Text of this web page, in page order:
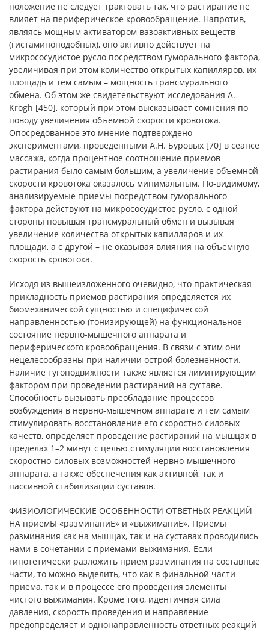
положение не следует трактовать так, что растирание не
влияет на периферическое кровообращение. Напротив,
являясь мощным активатором вазоактивных веществ
(гистаминоподобных), оно активно действует на
микрососудистое русло посредством гуморального фактора,
увеличивая при этом количество открытых капилляров, их
площадь и тем самым – мощность трансмурального
обмена. Об этом же свидетельствуют исследования A.
Krogh [450], который при этом высказывает сомнения по
поводу увеличения объемной скорости кровотока.
Опосредованное это мнение подтверждено
экспериментами, проведенными А.Н. Буровых [70] в сеансе
массажа, когда процентное соотношение приемов
растирания было самым большим, а увеличение объемной
скорости кровотока оказалось минимальным. По-видимому,
анализируемые приемы посредством гуморального
фактора действуют на микрососудистое русло, с одной
стороны повышая трансмуральный обмен и вызывая
увеличение количества открытых капилляров и их
площади, а с другой – не оказывая влияния на объемную
скорость кровотока.
Исходя из вышеизложенного очевидно, что практическая
прикладность приемов растирания определяется их
биомеханической сущностью и специфической
направленностью (тонизирующей) на функциональное
состояние нервно-мышечного аппарата и
периферического кровообращения. В связи с этим они
нецелесообразны при наличии острой болезненности.
Наличие тугоподвижности также является лимитирующим
фактором при проведении растираний на суставе.
Способность вызывать преобладание процессов
возбуждения в нервно-мышечном аппарате и тем самым
стимулировать восстановление его скоростно-силовых
качеств, определяет проведение растираний на мышцах в
пределах 1–2 минут с целью стимуляции восстановления
скоростно-силовых возможностей нервно-мышечного
аппарата, а также обеспечения как активной, так и
пассивной стабилизации суставов.
ФИЗИОЛОГИЧЕСКИЕ ОСОБЕННОСТИ ОТВЕТНЫХ РЕАКЦИЙ
НА приемЫ «разминаниЕ» и «выжиманиЕ». Приемы
разминания как на мышцах, так и на суставах проводились
нами в сочетании с приемами выжимания. Если
гипотетически разложить прием разминания на составные
части, то можно выделить, что как в финальной части
приема, так и в процессе его проведения элементы
чистого выжимания. Кроме того, идентичная сила
давления, скорость проведения и направление
предопределяет и однонаправленность ответных реакций